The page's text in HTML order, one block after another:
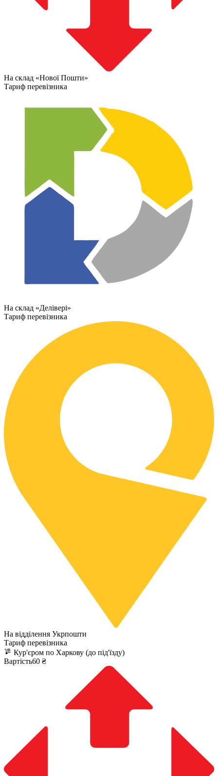
На склад «Нової Пошти»
Тариф перевізника
На склад «Делівері»
Тариф перевізника
На відділення Укрпошти
Тариф перевізника
Кур'єром по Харкову (до під'їзду)
Вартість60 ₴